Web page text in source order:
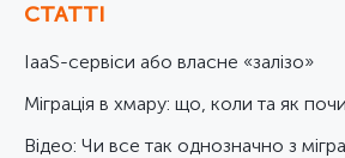
СТАТТІ
IaaS-сервіси або власне «залізо»
Міграція в хмару: що, коли та як
Відео: Чи все так однозначно з